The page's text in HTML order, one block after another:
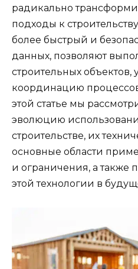
радикально
подходы к
более быстрый и
данных, позволяют
строительных объектов,
координацию
этой статье мы
эволюцию
строительстве, их
основные области
и ограничения, а также
этой технологии в